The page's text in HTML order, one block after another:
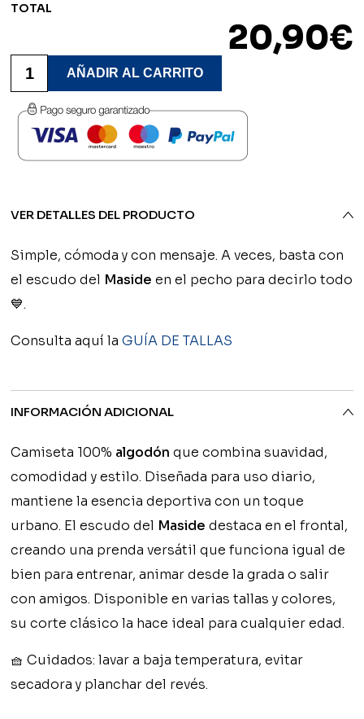
TOTAL
20,90€
Camiseta
Personalizada
Maside
cantidad
AÑADIR AL CARRITO
VER DETALLES DEL PRODUCTO
Simple, cómoda y con mensaje. A veces, basta con
el escudo del Maside en el pecho para decirlo todo
💙.
Consulta aquí laGUÍA DE TALLAS
INFORMACIÓN ADICIONAL
Camiseta 100% algodón que combina suavidad,
comodidad y estilo. Diseñada para uso diario,
mantiene la esencia deportiva con un toque
urbano. El escudo del Maside destaca en el frontal,
creando una prenda versátil que funciona igual de
bien para entrenar, animar desde la grada o salir
con amigos. Disponible en varias tallas y colores,
su corte clásico la hace ideal para cualquier edad.
🧺Cuidados: lavar a baja temperatura, evitar
secadora y planchar del revés.